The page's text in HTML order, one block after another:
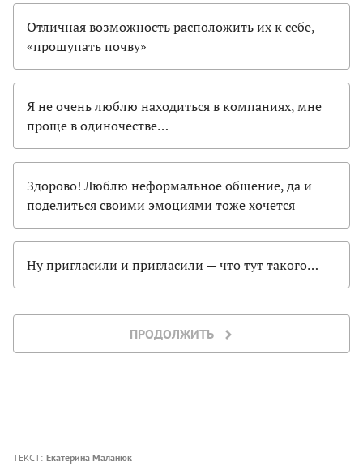
Отличная возможность расположить их к себе,
«прощупать почву»
Я не очень люблю находиться в компаниях, мне
проще в одиночестве…
Здорово! Люблю неформальное общение, да и
поделиться своими эмоциями тоже хочется
Ну пригласили и пригласили — что тут такого…
ПРОДОЛЖИТЬ
ТЕКСТ: Екатерина Маланюк